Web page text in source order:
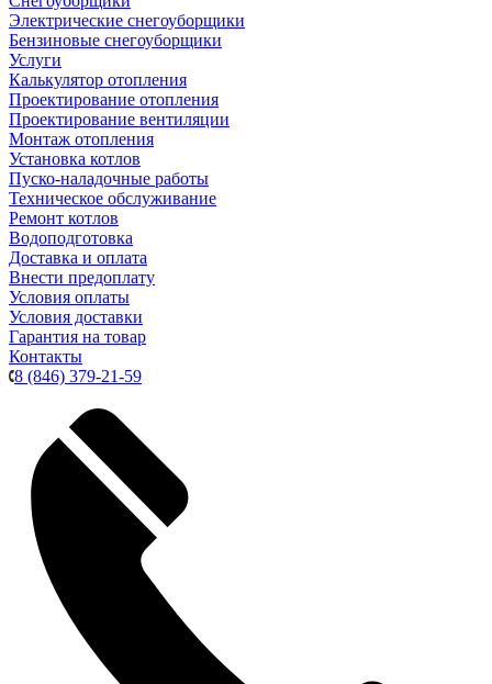
Электрические снегоуборщики
Бензиновые снегоуборщики
Услуги
Калькулятор отопления
Проектирование отопления
Проектирование вентиляции
Монтаж отопления
Установка котлов
Пуско-наладочные работы
Техническое обслуживание
Ремонт котлов
Водоподготовка
Доставка и оплата
Внести предоплату
Условия оплаты
Условия доставки
Гарантия на товар
Контакты
8 (846) 379-21-59